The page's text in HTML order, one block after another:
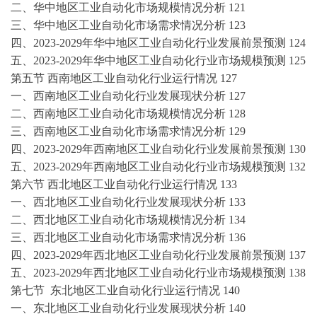
二、华中地区工业自动化市场规模情况分析 121
三、华中地区工业自动化市场需求情况分析 123
四、 2023-2029年华中地区工业自动化行业发展前景预测 124
五、 2023-2029年华中地区工业自动化行业市场规模预测 125
第五节 西南地区工业自动化行业运行情况 127
一、西南地区工业自动化行业发展现状分析 127
二、西南地区工业自动化市场规模情况分析 128
三、西南地区工业自动化市场需求情况分析 129
四、 2023-2029年西南地区工业自动化行业发展前景预测 130
五、 2023-2029年西南地区工业自动化行业市场规模预测 132
第六节 西北地区工业自动化行业运行情况 133
一、西北地区工业自动化行业发展现状分析 133
二、西北地区工业自动化市场规模情况分析 134
三、西北地区工业自动化市场需求情况分析 136
四、 2023-2029年西北地区工业自动化行业发展前景预测 137
五、 2023-2029年西北地区工业自动化行业市场规模预测 138
第七节 东北地区工业自动化行业运行情况 140
一、东北地区工业自动化行业发展现状分析 140